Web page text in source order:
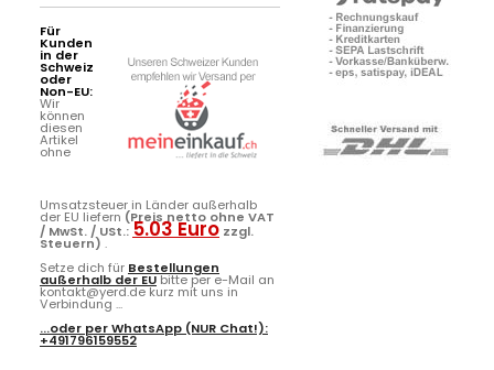
Für
Kunden
in der
Schweiz
oder
Non-EU:
Wir
können
diesen
Artikel
ohne
Umsatzsteuer in Länder außerhalb
der EU liefern (Preis netto ohne VAT
/ MwSt. / USt.:5.03 Euro zzgl.
Steuern) .
Setze dich für Bestellungen
außerhalb der EUbitte per e-Mail an
kontakt@yerd.de kurz mit uns in
Verbindung ...
...oder perWhatsApp (NUR Chat!):
+491796159552